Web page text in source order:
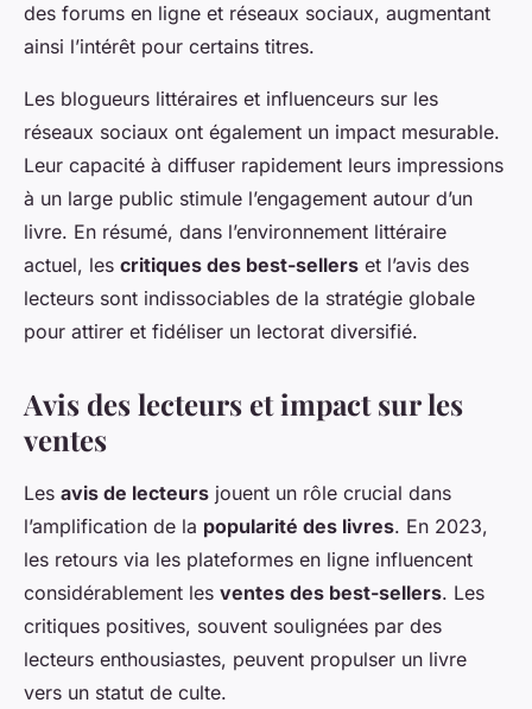
des forums en ligne et réseaux sociaux, augmentant
ainsi l’intérêt pour certains titres.
Les blogueurs littéraires et influenceurs sur les
réseaux sociaux ont également un impact mesurable.
Leur capacité à diffuser rapidement leurs impressions
à un large public stimule l’engagement autour d’un
livre. En résumé, dans l’environnement littéraire
actuel, les critiques des best-sellers et l’avis des
lecteurs sont indissociables de la stratégie globale
pour attirer et fidéliser un lectorat diversifié.
Avis des lecteurs et impact sur les
ventes
Les avis de lecteurs jouent un rôle crucial dans
l’amplification de la popularité des livres. En 2023,
les retours via les plateformes en ligne influencent
considérablement les ventes des best-sellers. Les
critiques positives, souvent soulignées par des
lecteurs enthousiastes, peuvent propulser un livre
vers un statut de culte.